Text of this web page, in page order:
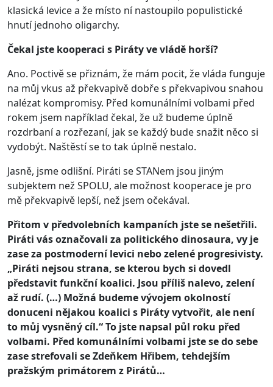
klasická levice a že místo ní nastoupilo populistické
hnutí jednoho oligarchy.
Čekal jste kooperaci s Piráty ve vládě horší?
Ano. Poctivě se přiznám, že mám pocit, že vláda funguje
na můj vkus až překvapivě dobře s překvapivou snahou
nalézat kompromisy. Před komunálními volbami před
rokem jsem například čekal, že už budeme úplně
rozdrbaní a rozřezaní, jak se každý bude snažit něco si
vydobýt. Naštěstí se to tak úplně nestalo.
Jasně, jsme odlišní. Piráti se STANem jsou jiným
subjektem než SPOLU, ale možnost kooperace je pro
mě překvapivě lepší, než jsem očekával.
Přitom v předvolebních kampaních jste se nešetřili.
Piráti vás označovali za politického dinosaura, vy je
zase za postmoderní levici nebo zelené progresivisty.
„Piráti nejsou strana, se kterou bych si dovedl
představit funkční koalici. Jsou příliš nalevo, zelení
až rudí. (…) Možná budeme vývojem okolností
donuceni nějakou koalici s Piráty vytvořit, ale není
to můj vysněný cíl.“ To jste napsal půl roku před
volbami. Před komunálními volbami jste se do sebe
zase strefovali se Zdeňkem Hřibem, tehdejším
pražským primátorem z Pirátů…